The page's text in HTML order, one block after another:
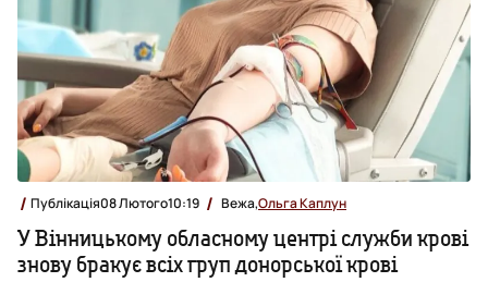
Публікація08 Лютого10:19 Вежа,Ольга Каплун
У Вінницькому обласному центрі служби крові
знову бракує всіх груп донорської крові